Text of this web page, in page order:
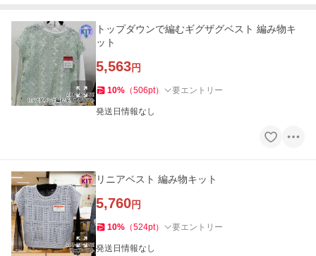
トップダウンで編むギグザグベスト 編み物キ
ット
5,563円
10% （506pt） 要エントリー
発送日情報なし
リニアベスト 編み物キット
5,760円
10% （524pt） 要エントリー
発送日情報なし